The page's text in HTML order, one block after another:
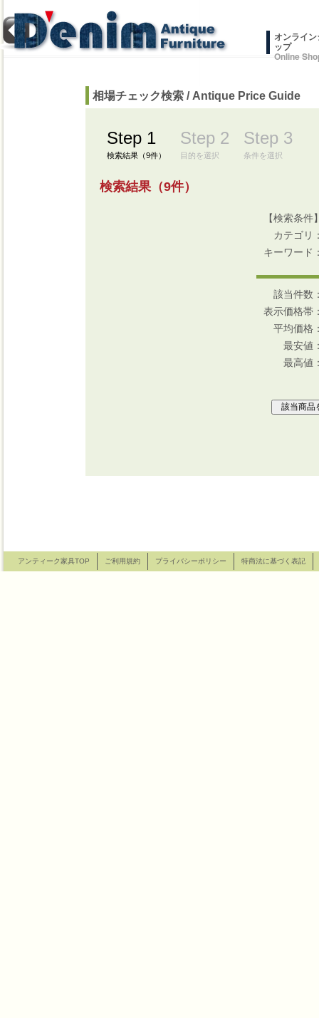
オンライ
ップ
Online
相場チェック検索 / Antique Price Guide
Step 1
検索結果（9件）
Step 2
目的を選択
Step 3
条件を選択
検索結果（9件）
【検索条件
カテゴリ
キーワー
該当件数
表示価格
平均価格
最安値
最高値
アンティーク家具TOP ご利用規約 プライバシーポリシー 特商法に基づく表記